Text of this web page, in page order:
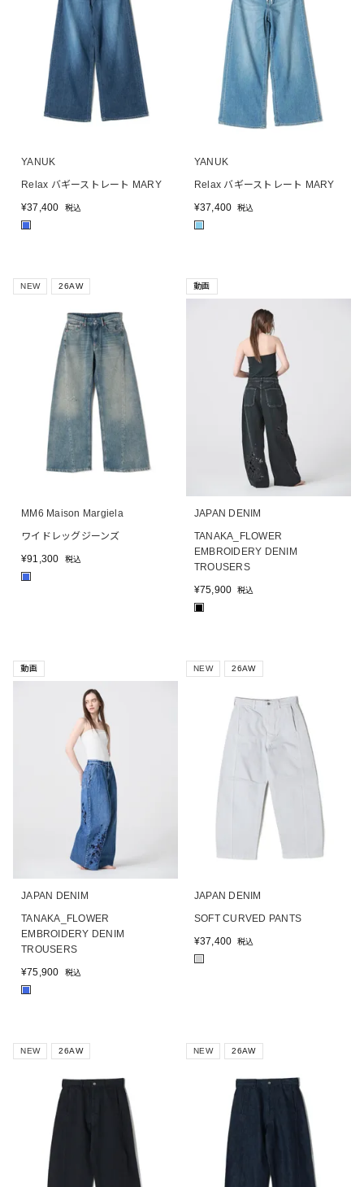
YANUK
Relax バギーストレート MARY
¥37,400 税込
■
YANUK
Relax バギーストレート MARY
¥37,400 税込
■
NEW 26AW
MM6 Maison Margiela
ワイドレッグジーンズ
¥91,300 税込
■
動画
JAPAN DENIM
TANAKA_FLOWER
EMBROIDERY DENIM
TROUSERS
¥75,900 税込
■
動画
JAPAN DENIM
TANAKA_FLOWER
EMBROIDERY DENIM
TROUSERS
¥75,900 税込
■
NEW 26AW
JAPAN DENIM
SOFT CURVED PANTS
¥37,400 税込
■
NEW 26AW NEW 26AW